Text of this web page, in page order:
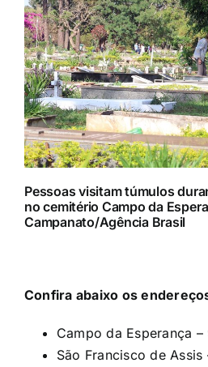
Pessoas visitam túmulos
no cemitério Campo da
Campanato/Agência Brasil
Confira abaixo os
Campo da Esperança
São Francisco de Assis